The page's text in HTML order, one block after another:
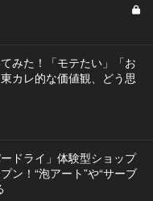
みた！「モテたい」「お
カレ的な価値観、どう思
ドライ」体験型ショップ
ン！“泡アート”や“サーブ